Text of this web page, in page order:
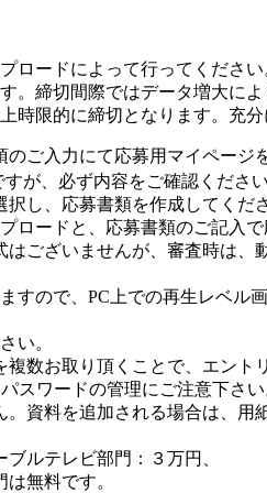
ロードによって行ってください
。締切間際ではデータ増大によ
時限的に締切となります。充分
ご入力にて応募用マイページ
が、必ず内容をご確認ください
し、応募書類を作成してくだ
ロードと、応募書類のご記入で
ございませんが、審査時は
ので、PC上での再生レベル
い。
数お取り頂くことで、エント
スワードの管理にご注意下さい
資料を追加される場合は、
ルテレビ部門：３万円、
無料です。